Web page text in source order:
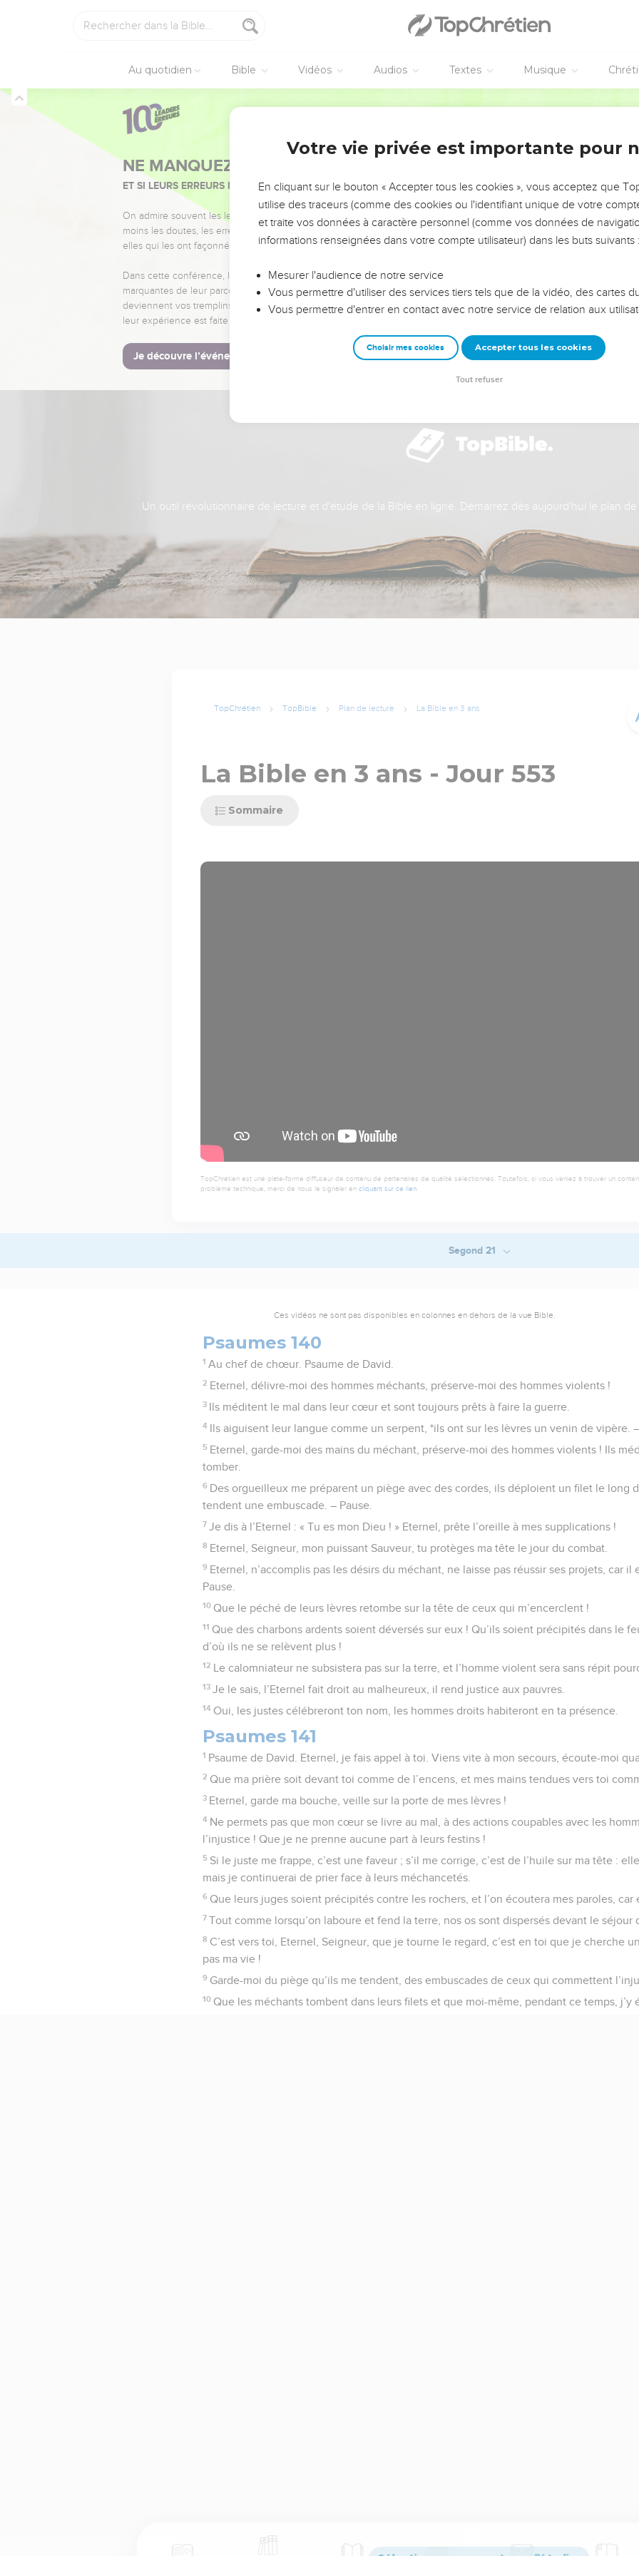
Au quotidien Bible Vidéos Audios Textes Musique
NE MANQUEZ PAS L’ÉVÉNEMENT DE L’ANNÉE !
ET SI LEURS ERREURS POUVAIENT VOUS ÉVITER LES VOTRES ?
On admire souvent les leaders pour leurs réussites, leur impact, leur foi ou leur vision. Mais on voit
moins les doutes, les erreurs et les saisons difficiles qu'ils ont traversés, alors même que ce sont
elles qui les ont façonnés.
Dans cette conférence, leaders, entrepreneurs, et responsables reviennent sur les erreurs
marquantes de leur parcours et les clés pour avancer avec plus de sagesse afin que leurs erreurs
deviennent vos tremplins. Que vous guidiez un ministère, une équipe, un groupe ou une famille,
leur expérience est faite pour vous.
Je découvre l’événement
Un outil révolutionnaire de lecture et d'étude de la Bible en ligne. Démarrez dès aujourd'hui le plan
TopChrétien TopBible Plan de lecture La Bible en 3 ans
La Bible en 3 ans - Jour 553
Sommaire
TopChrétien est une plate-forme diffuseur de contenu de partenaires de qualité sélectionnés. Toutefois, si vous veniez à trouver un
problème technique, merci de nous le signaler en cliquant sur ce lien
Segond 21
Ces vidéos ne sont pas disponibles en colonnes en dehors de la vue Bible.
Psaumes 140
1 Au chef de chœur. Psaume de David.
2 Eternel, délivre-moi des hommes méchants, préserve-moi des hommes violents !
3 Ils méditent le mal dans leur cœur et sont toujours prêts à faire la guerre.
4 Ils aiguisent leur langue comme un serpent, *ils ont sur les lèvres un venin de vipère. –
5 Eternel, garde-moi des mains du méchant, préserve-moi des hommes violents ! Ils
tomber.
6 Des orgueilleux me préparent un piège avec des cordes, ils déploient un filet le long
tendent une embuscade. – Pause.
7 Je dis à l’Eternel : « Tu es mon Dieu ! » Eternel, prête l’oreille à mes supplications !
8 Eternel, Seigneur, mon puissant Sauveur, tu protèges ma tête le jour du combat.
9 Eternel, n’accomplis pas les désirs du méchant, ne laisse pas réussir ses projets, car il
Pause.
10 Que le péché de leurs lèvres retombe sur la tête de ceux qui m’encerclent !
11 Que des charbons ardents soient déversés sur eux ! Qu’ils soient précipités dans le
d’où ils ne se relèvent plus !
12 Le calomniateur ne subsistera pas sur la terre, et l’homme violent sera sans répit
13 Je le sais, l’Eternel fait droit au malheureux, il rend justice aux pauvres.
14 Oui, les justes célébreront ton nom, les hommes droits habiteront en ta présence.
Psaumes 141
1 Psaume de David. Eternel, je fais appel à toi. Viens vite à mon secours, écoute-moi
2 Que ma prière soit devant toi comme de l’encens, et mes mains tendues vers toi
3 Eternel, garde ma bouche, veille sur la porte de mes lèvres !
4 Ne permets pas que mon cœur se livre au mal, à des actions coupables avec les
l’injustice ! Que je ne prenne aucune part à leurs festins !
5 Si le juste me frappe, c’est une faveur ; s’il me corrige, c’est de l’huile sur ma tête :
mais je continuerai de prier face à leurs méchancetés.
6 Que leurs juges soient précipités contre les rochers, et l’on écoutera mes paroles, car
7 Tout comme lorsqu’on laboure et fend la terre, nos os sont dispersés devant le séjour
8 C’est vers toi, Eternel, Seigneur, que je tourne le regard, c’est en toi que je cherche
pas ma vie !
9 Garde-moi du piège qu’ils me tendent, des embuscades de ceux qui commettent
10 Que les méchants tombent dans leurs filets et que moi-même, pendant ce temps, j’y
Votre vie privée est importante pour
En cliquant sur le bouton « Accepter tous les cookies », vous acceptez que
utilise des traceurs (comme des cookies ou l'identifiant unique de votre
et traite vos données à caractère personnel (comme vos données de
informations renseignées dans votre compte utilisateur) dans les buts suivants :
Mesurer l'audience de notre service
Vous permettre d'utiliser des services tiers tels que de la vidéo, des cartes
Vous permettre d'entrer en contact avec notre service de relation aux
Choisir mes cookies Accepter tous les cookies
Tout refuser